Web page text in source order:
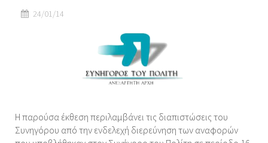
24/01/14
Η παρούσα έκθεση περιλαμβάνει τις διαπιστώσεις του
Συνηγόρου από την ενδελεχή διερεύνηση των αναφορών